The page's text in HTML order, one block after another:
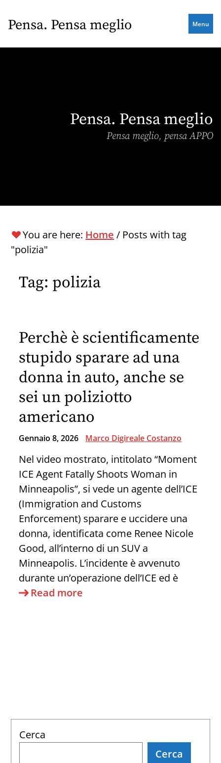
to
content
Pensa. Pensa meglio Menu
Pensa. Pensa meglio
Pensa meglio, pensa APPO
You are here: Home / Posts with tag
"polizia"
Tag: polizia
Perchè è scientificamente
stupido sparare ad una
donna in auto, anche se
sei un poliziotto
americano
Gennaio 8, 2026 Marco Digireale Costanzo
Nel video mostrato, intitolato “Moment
ICE Agent Fatally Shoots Woman in
Minneapolis”, si vede un agente dell’ICE
(Immigration and Customs
Enforcement) sparare e uccidere una
donna, identificata come Renee Nicole
Good, all’interno di un SUV a
Minneapolis. L’incidente è avvenuto
durante un’operazione dell’ICE ed è
Read more
anche
Cerca
Cerca